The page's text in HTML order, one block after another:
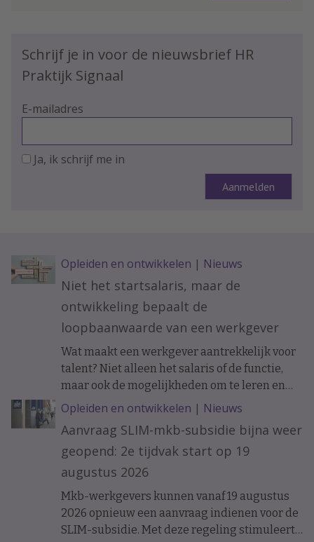
Schrijf je in voor de nieuwsbrief HR
Praktijk Signaal
E-mailadres
Ja, ik schrijf me in
Opleiden en ontwikkelen | Nieuws
Niet het startsalaris, maar de
ontwikkeling bepaalt de
loopbaanwaarde van een werkgever
Wat maakt een werkgever aantrekkelijk voor
talent? Niet alleen het salaris of de functie,
maar ook de mogelijkheden om te leren en
ervaring op te doen. Onderzoek naar de
loopbanen van werknemers laat zien dat de
ontwikkelkansen binnen een organisatie op
langere termijn verschil kunnen maken.
Opleiden en ontwikkelen | Nieuws
Aanvraag SLIM-mkb-subsidie bijna weer
geopend: 2e tijdvak start op 19
augustus 2026
Mkb-werkgevers kunnen vanaf 19 augustus
2026 opnieuw een aanvraag indienen voor de
SLIM-subsidie. Met deze regeling stimuleert